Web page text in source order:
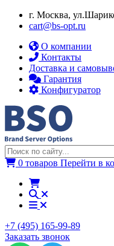
г. Москва,
cart@bs-opt.ru
О компании
Контакты
Доставка и
Гарантия
Конфигуратор
0 товаров Перейти в
+7 (495) 165-99-89
Заказать звонок